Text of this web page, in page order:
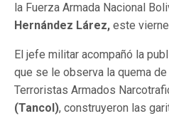
la Fuerza Armada Nacional
Hernández Lárez, este
El jefe militar acompañó la
que se le observa la quema
Terroristas Armados
(Tancol), construyeron las